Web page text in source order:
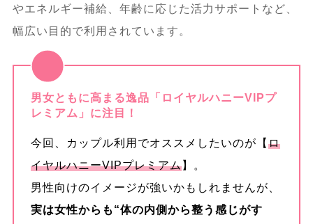
6.ロイヤルハニーの使い方・飲み方・注意
6.1. ロイヤルハニーの正しい飲み方・飲
むタイミング
6.1.1.
ロイヤルハニー 飲むタイミン
グ・1日何本まで飲めるか
やエネルギー補給、年齢に応じた活力サポートなど、
幅広い目的で利用されています。
男女ともに高まる逸品「ロイヤルハニーVIPプ
レミアム」に注目！
今回、カップル利用でオススメしたいのが【 ロ
イヤルハニーVIPプレミアム】。
男性向けのイメージが強いかもしれませんが、
実は女性からも“体の内側から整う感じがす